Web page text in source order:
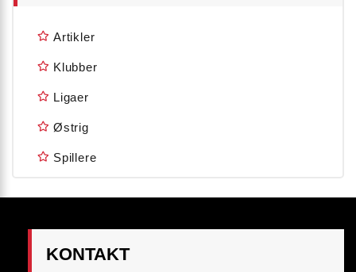
Artikler
Klubber
Ligaer
Østrig
Spillere
KONTAKT